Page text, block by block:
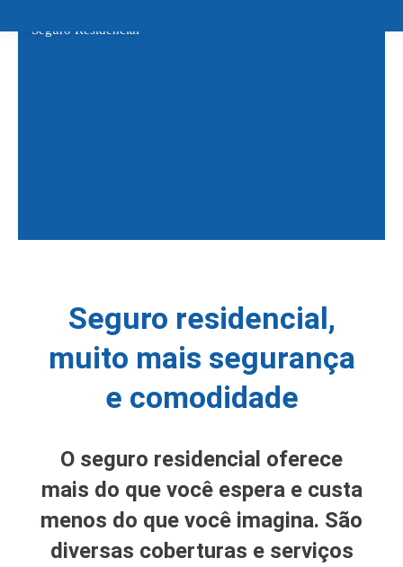
Seguro Residencial
Seguro residencial,
muito mais segurança
e comodidade
O seguro residencial oferece
mais do que você espera e custa
menos do que você imagina. São
diversas coberturas e serviços